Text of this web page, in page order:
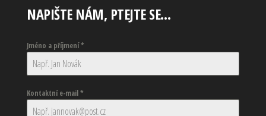
NAPIŠTE NÁM, PTEJTE SE…
Jméno a příjmení*
Kontaktní e-mail*